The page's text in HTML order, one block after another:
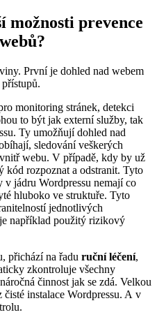
možnosti prevence
První je dohled nad webem
monitoring stránek, detekci
to být jak externí služby, tak
Ty umožňují dohled nad
sledování veškerých
webu. V případě, kdy by už
kód rozpoznat a odstranit. Tyto
v jádru Wordpressu nemají co
hluboko ve struktuře. Tyto
jednotlivých
například použitý rizikový
přichází na řadu ruční léčení,
zkontroluje všechny
činnost jak se zdá. Velkou
čisté instalace Wordpressu. A v